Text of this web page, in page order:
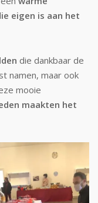
eigen is aan het
die dankbaar de
namen, maar ook
mooie
maakten het